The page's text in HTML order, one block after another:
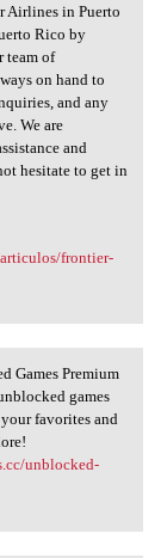
Airlines in Puerto
Rico by
team of
on hand to
and any
We are
and
hesitate to get in
frontier-
Games Premium
games
favorites and
unblocked-